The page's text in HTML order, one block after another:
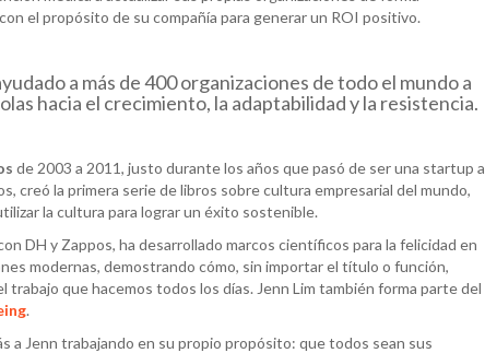
el propósito de su compañía para generar un ROI positivo.
a más de 400 organizaciones de todo el mundo a
hacia el crecimiento, la adaptabilidad y la resistencia.
de 2003 a 2011, justo durante los años que pasó de ser una startup a
creó la primera serie de libros sobre cultura empresarial del mundo,
la cultura para lograr un éxito sostenible.
DH y Zappos, ha desarrollado marcos científicos para la felicidad en
modernas, demostrando cómo, sin importar el título o función,
trabajo que hacemos todos los días. Jenn Lim también forma parte del
.
a Jenn trabajando en su propio propósito: que todos sean sus